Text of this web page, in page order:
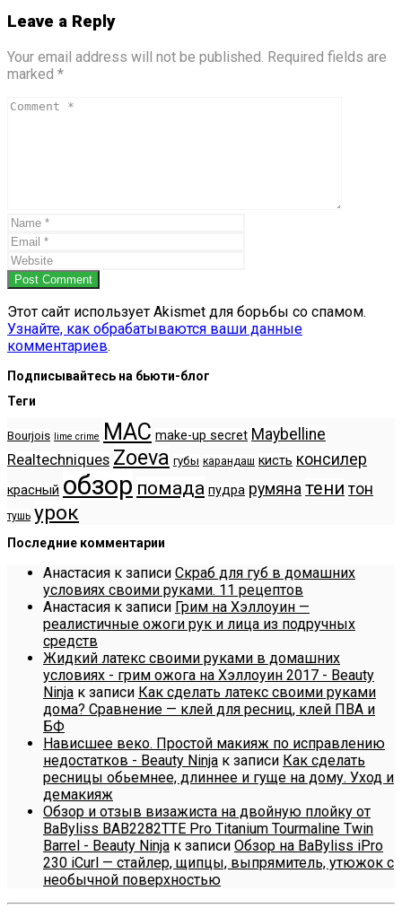
Leave a Reply
Your email address will not be published. Required fields are
marked *
Post Comment
Этот сайт использует Akismet для борьбы со спамом.
Узнайте, как обрабатываются ваши данные
комментариев.
Подписывайтесь на бьюти-блог
Теги
Bourjois lime crime MAC make-up secret Maybelline
Realtechniques Zoeva губы карандаш кисть консилер
красный обзор помада пудра румяна тени тон
тушь урок
Последние комментарии
Анастасия к записи Скраб для губ в домашних
условиях своими руками. 11 рецептов
Анастасия к записи Грим на Хэллоуин —
реалистичные ожоги рук и лица из подручных
средств
Жидкий латекс своими руками в домашних
условиях - грим ожога на Хэллоуин 2017 - Beauty
Ninja к записи Как сделать латекс своими руками
дома? Сравнение — клей для ресниц, клей ПВА и
БФ
Нависшее веко. Простой макияж по исправлению
недостатков - Beauty Ninja к записи Как сделать
ресницы обьемнее, длиннее и гуще на дому. Уход и
демакияж
Обзор и отзыв визажиста на двойную плойку от
BaByliss BAB2282TTE Pro Titanium Tourmaline Twin
Barrel - Beauty Ninja к записи Обзор на BaByliss iPro
230 iCurl — стайлер, щипцы, выпрямитель, утюжок с
необычной поверхностью